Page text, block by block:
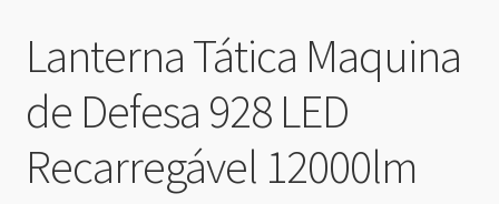
Lanterna Tática Maquina
de Defesa 928 LED
Recarregável 12000lm